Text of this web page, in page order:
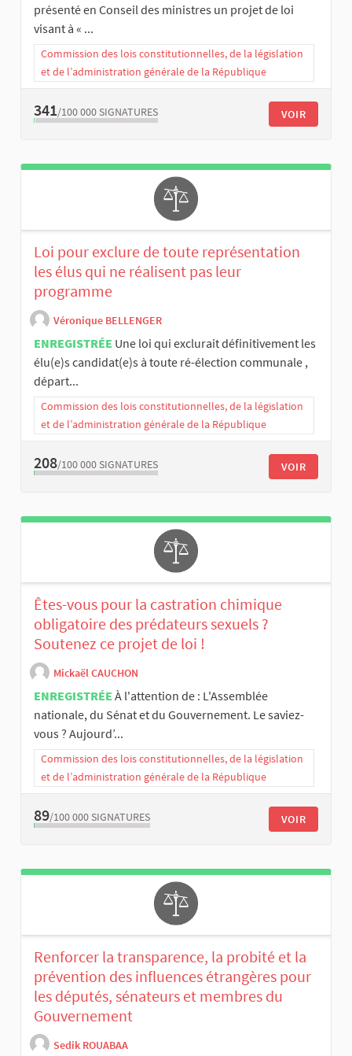
présenté en Conseil des ministres un projet de loi
visant à « ...
Commission des lois constitutionnelles, de la législation
et de l’administration générale de la République
341/100 000 SIGNATURES VOIR
Loi pour exclure de toute représentation
les élus qui ne réalisent pas leur
programme
Véronique BELLENGER
ENREGISTRÉE Une loi qui exclurait définitivement les
élu(e)s candidat(e)s à toute ré-élection communale ,
départ...
Commission des lois constitutionnelles, de la législation
et de l’administration générale de la République
208/100 000 SIGNATURES VOIR
Êtes-vous pour la castration chimique
obligatoire des prédateurs sexuels ?
Soutenez ce projet de loi !
Mickaël CAUCHON
ENREGISTRÉE À l'attention de : L'Assemblée
nationale, du Sénat et du Gouvernement. Le saviez-
vous ? Aujourd’...
Commission des lois constitutionnelles, de la législation
et de l’administration générale de la République
89/100 000 SIGNATURES VOIR
Renforcer la transparence, la probité et la
prévention des influences étrangères pour
les députés, sénateurs et membres du
Gouvernement
Sedik ROUABAA